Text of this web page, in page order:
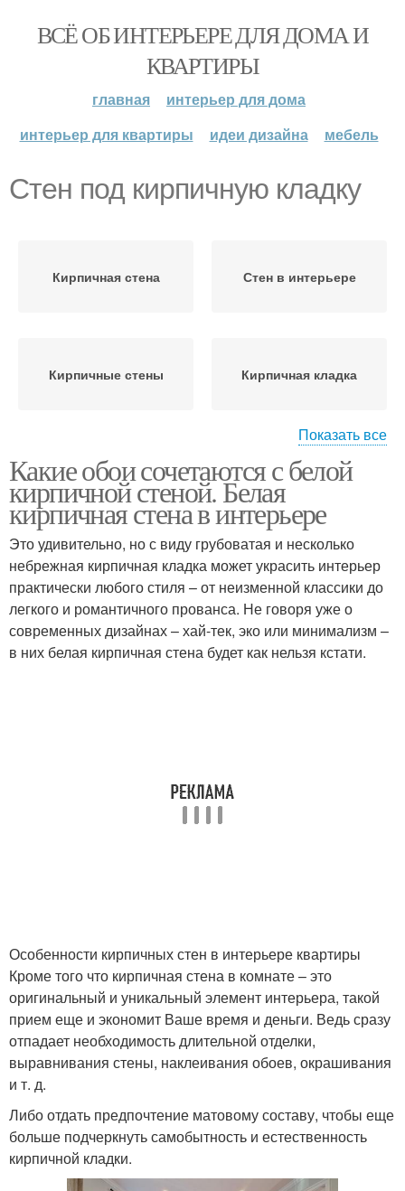
ВСЁ ОБ ИНТЕРЬЕРЕ ДЛЯ ДОМА И
КВАРТИРЫ
главная
интерьер для дома
интерьер для квартиры
идеи дизайна мебель
Стен под кирпичную кладку
Кирпичная стена Стен в интерьере
Кирпичные стены Кирпичная кладка
Обоев под кирпичную
кладку
Показать все
Какие обои сочетаются с белой
кирпичной стеной. Белая
кирпичная стена в интерьере
Это удивительно, но с виду грубоватая и несколько
небрежная кирпичная кладка может украсить интерьер
практически любого стиля – от неизменной классики до
легкого и романтичного прованса. Не говоря уже о
современных дизайнах – хай-тек, эко или минимализм –
в них белая кирпичная стена будет как нельзя кстати.
Особенности кирпичных стен в интерьере квартиры
Кроме того что кирпичная стена в комнате – это
оригинальный и уникальный элемент интерьера, такой
прием еще и экономит Ваше время и деньги. Ведь сразу
отпадает необходимость длительной отделки,
выравнивания стены, наклеивания обоев, окрашивания
и т. д.
Либо отдать предпочтение матовому составу, чтобы еще
больше подчеркнуть самобытность и естественность
кирпичной кладки.